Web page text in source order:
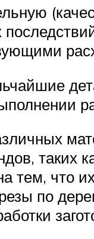
таких
тем, что
по